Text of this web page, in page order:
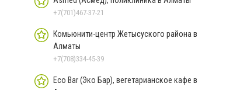
+7(701)467-37-21
Комьюнити-центр Жетысуского района в
Алматы
+7(708)334-45-39
Eco Bar (Эко Бар), вегетарианское кафе в